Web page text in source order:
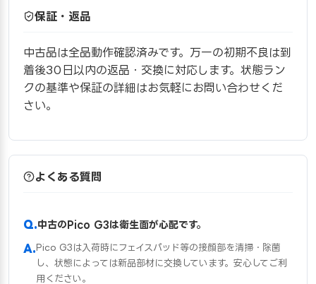
保証・返品
中古品は全品動作確認済みです。万一の初期不良は到
着後30日以内の返品・交換に対応します。状態ラン
クの基準や保証の詳細はお気軽にお問い合わせくだ
さい。
よくある質問
中古のPico G3は衛生面が心配です。
Pico G3は入荷時にフェイスパッド等の接顔部を清掃・除菌
し、状態によっては新品部材に交換しています。安心してご利
用ください。